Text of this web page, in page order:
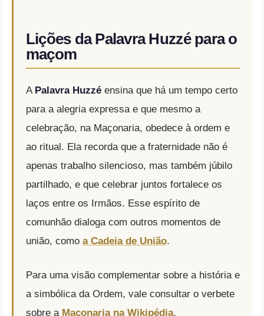
Lições da Palavra Huzzé para o
maçom
A Palavra Huzzéensina que há um tempo certo
para a alegria expressa e que mesmo a
celebração, na Maçonaria, obedece à ordem e
ao ritual. Ela recorda que a fraternidade não é
apenas trabalho silencioso, mas também júbilo
partilhado, e que celebrar juntos fortalece os
laços entre os Irmãos. Esse espírito de
comunhão dialoga com outros momentos de
união, como a Cadeia de União.
Para uma visão complementar sobre a história e
a simbólica da Ordem, vale consultar o verbete
sobre a Maçonaria na Wikipédia.